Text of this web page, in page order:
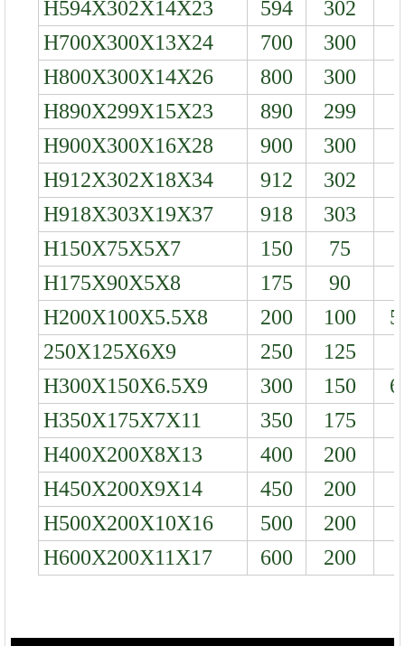
H594X302X14X23 594 302
H700X300X13X24
700 300
H800X300X14X26
800 300
H890X299X15X23
890 299
H900X300X16X28
900 300
H912X302X18X34
912 302
H918X303X19X37
918 303
H150X75X5X7
150 75
H175X90X5X8
175 90
H200X100X5.5X8
200 100
250X125X6X9
250 125
H300X150X6.5X9
300 150
H350X175X7X11
350 175
H400X200X8X13
400 200
H450X200X9X14
450 200
H500X200X10X16
500 200
H600X200X11X17
600 200